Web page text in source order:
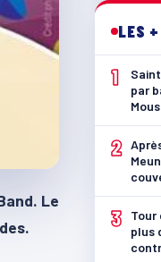
Le
LES
1
par
2
3
Tour
plus